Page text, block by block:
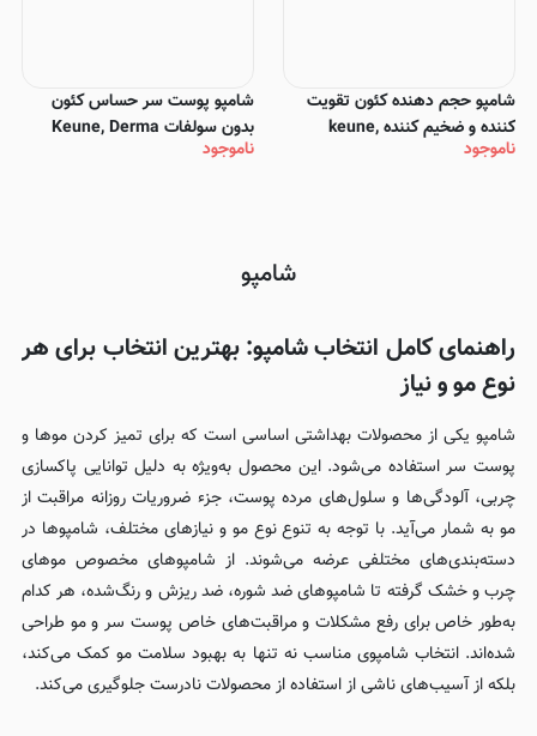
شامپو حجم دهنده کئون تقویت
کننده و ضخیم کننده keune,
absolout volume
ناموجود
شامپو پوست سر حساس کئون
بدون سولفات Keune, Derma
Sensitive
ناموجود
شامپو
راهنمای کامل انتخاب شامپو: بهترین انتخاب برای هر
نوع مو و نیاز
شامپو یکی از محصولات بهداشتی اساسی است که برای تمیز کردن موها و
پوست سر استفاده می‌شود. این محصول به‌ویژه به دلیل توانایی پاکسازی
چربی، آلودگی‌ها و سلول‌های مرده پوست، جزء ضروریات روزانه مراقبت از
مو به شمار می‌آید. با توجه به تنوع نوع مو و نیازهای مختلف، شامپوها در
دسته‌بندی‌های مختلفی عرضه می‌شوند. از شامپوهای مخصوص موهای
چرب و خشک گرفته تا شامپوهای ضد شوره، ضد ریزش و رنگ‌شده، هر کدام
به‌طور خاص برای رفع مشکلات و مراقبت‌های خاص پوست سر و مو طراحی
شده‌اند. انتخاب شامپوی مناسب نه تنها به بهبود سلامت مو کمک می‌کند،
بلکه از آسیب‌های ناشی از استفاده از محصولات نادرست جلوگیری می‌کند.